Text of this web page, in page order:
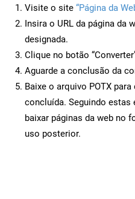
Visite o site “Página da
Insira o URL da página da
designada.
Clique no botão
Aguarde a conclusão da
Baixe o arquivo POTX
concluída. Seguindo estas
baixar páginas da web no
uso posterior.